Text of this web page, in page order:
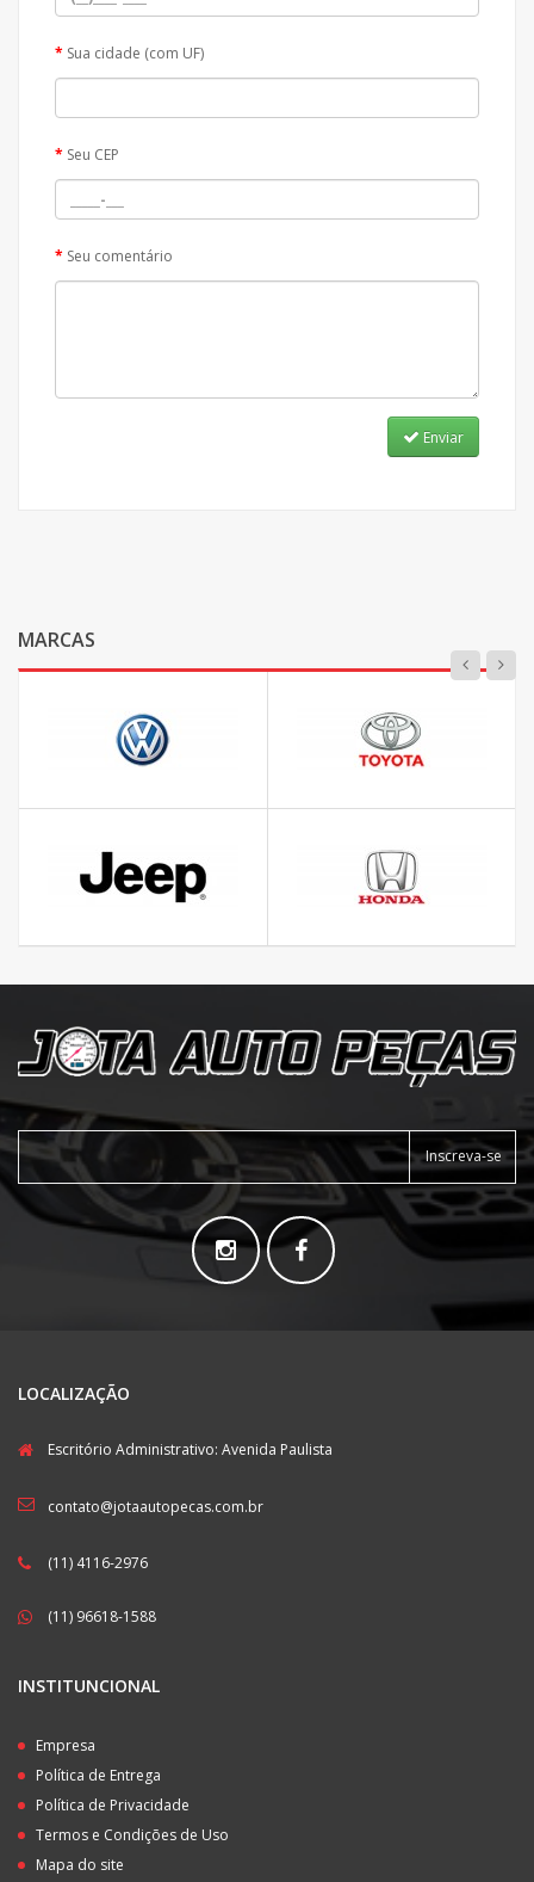
Sua cidade (com UF)
Seu CEP
Seu comentário
Enviar
MARCAS
Inscreva-se
LOCALIZAÇÃO
Escritório Administrativo: Avenida Paulista
contato@jotaautopecas.com.br
(11) 4116-2976
(11) 96618-1588
INSTITUNCIONAL
Empresa
Política de Entrega
Política de Privacidade
Termos e Condições de Uso
Mapa do site